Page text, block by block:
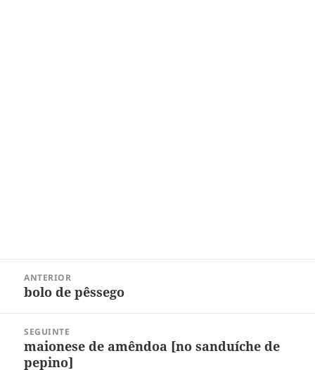
ANTERIOR
Post
bolo de pêssego
SEGUINTE
Próximo
post:
maionese de amêndoa [no sanduíche de
pepino]